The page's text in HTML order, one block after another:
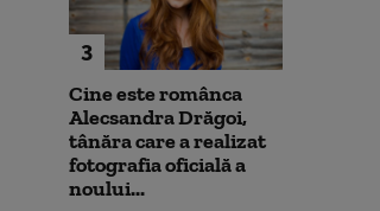
3
Cine este românca
Alecsandra Drăgoi,
tânăra care a realizat
fotografia oficială a
noului...